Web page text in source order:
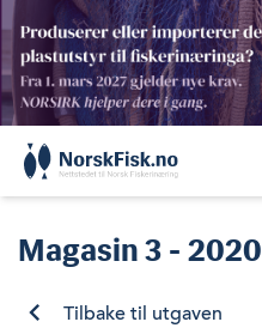
Skip
content
Magasin3 - 2020
Tilbake til utgaven